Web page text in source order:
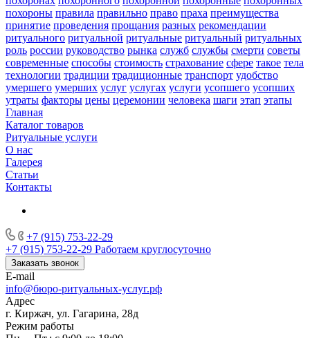
похороны правила правильно право праха преимущества
принятие проведения прощания разных рекомендации
ритуального ритуальной ритуальные ритуальный ритуальных
роль россии руководство рынка служб службы смерти советы
современные способы стоимость страхование сфере такое тела
технологии традиции традиционные транспорт удобство
умершего умерших услуг услугах услуги усопшего усопших
утраты факторы цены церемонии человека шаги этап этапы
Главная
Каталог товаров
Ритуальные услуги
О нас
Галерея
Статьи
Контакты
+7 (915) 753-22-29
+7 (915) 753-22-29 Работаем круглосуточно
Заказать звонок
E-mail
info@бюро-ритуальных-услуг.рф
Адрес
г. Киржач, ул. Гагарина, 28д
Режим работы